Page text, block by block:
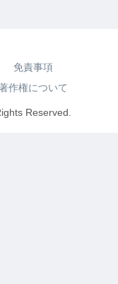
免責事項
作権について
Reserved.